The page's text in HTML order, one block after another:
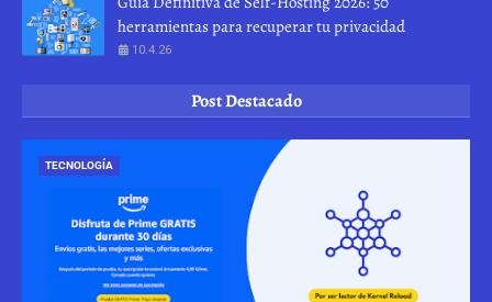
herramientas para recuperar tu privacidad
10.4.26
Post Destacado
TECNOLOGÍA